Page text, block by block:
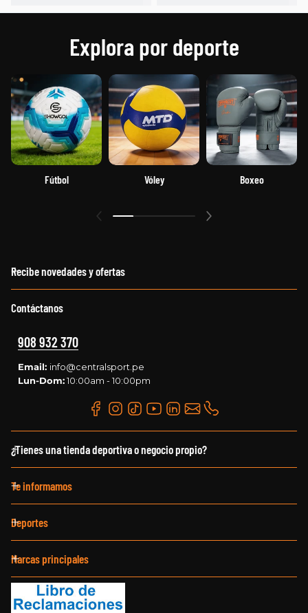
Explora por deporte
Fútbol Vóley Boxeo
Recibe novedades y ofertas
Contáctanos
908 932 370
Email: info@centralsport.pe
Lun-Dom: 10:00am - 10:00pm
¿Tienes una tienda deportiva o negocio propio?
Te informamos
Deportes
Marcas principales